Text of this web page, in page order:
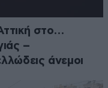
στο…
–
άνεμοι